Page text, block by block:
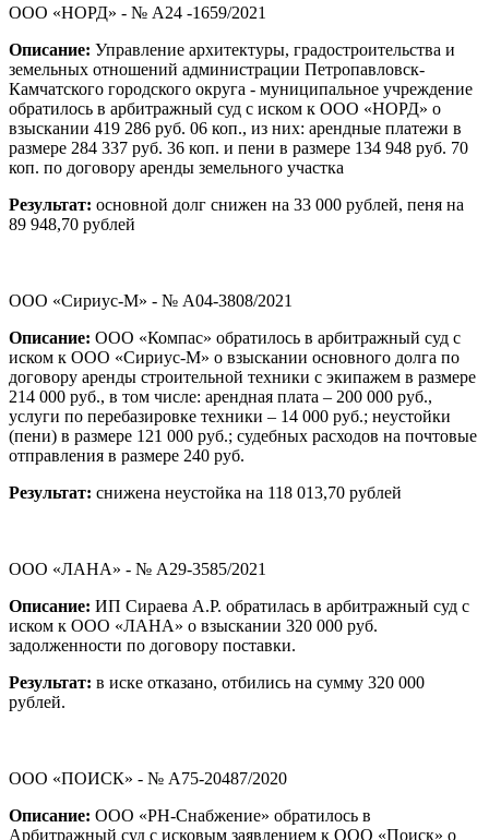
ООО «НОРД» - № А24 -1659/2021
Описание: Управление архитектуры, градостроительства и
земельных отношений администрации Петропавловск-
Камчатского городского округа - муниципальное учреждение
обратилось в арбитражный суд с иском к ООО «НОРД» о
взыскании 419 286 руб. 06 коп., из них: арендные платежи в
размере 284 337 руб. 36 коп. и пени в размере 134 948 руб. 70
коп. по договору аренды земельного участка
Результат: основной долг снижен на 33 000 рублей, пеня на
89 948,70 рублей
ООО «Сириус-М» - № А04-3808/2021
Описание: ООО «Компас» обратилось в арбитражный суд с
иском к ООО «Сириус-М» о взыскании основного долга по
договору аренды строительной техники с экипажем в размере
214 000 руб., в том числе: арендная плата – 200 000 руб.,
услуги по перебазировке техники – 14 000 руб.; неустойки
(пени) в размере 121 000 руб.; судебных расходов на почтовые
отправления в размере 240 руб.
Результат: снижена неустойка на 118 013,70 рублей
ООО «ЛАНА» - № А29-3585/2021
Описание: ИП Сираева А.Р. обратилась в арбитражный суд с
иском к ООО «ЛАНА» о взыскании 320 000 руб.
задолженности по договору поставки.
Результат: в иске отказано, отбились на сумму 320 000
рублей.
ООО «ПОИСК» - № А75-20487/2020
Описание: ООО «РН-Снабжение» обратилось в
Арбитражный суд с исковым заявлением к ООО «Поиск» о